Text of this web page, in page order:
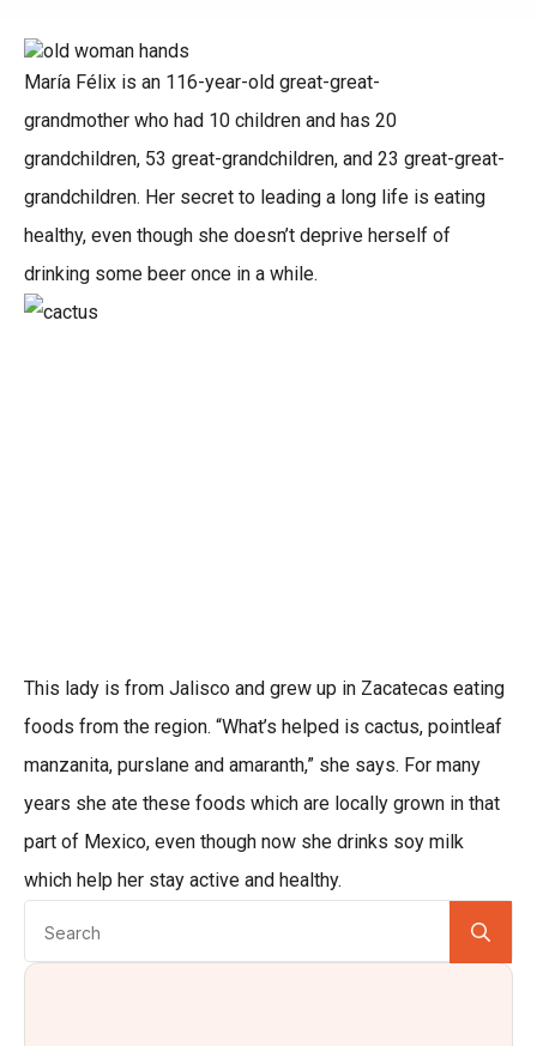
María Félix is an 116-year-old great-great-
grandmother who had 10 children and has 20
grandchildren, 53 great-grandchildren, and 23 great-great-
grandchildren. Her secret to leading a long life is eating
healthy, even though she doesn’t deprive herself of
drinking some beer once in a while.
This lady is from Jalisco and grew up in Zacatecas eating
foods from the region. “What’s helped is cactus, pointleaf
manzanita, purslane and amaranth,” she says. For many
years she ate these foods which are locally grown in that
part of Mexico, even though now she drinks soy milk
which help her stay active and healthy.